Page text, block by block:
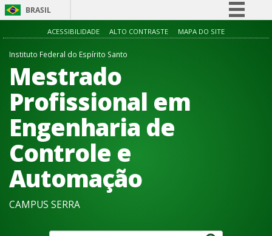
BRASIL
Simplifique!
ACESSIBILIDADE ALTO CONTRASTE MAPA DO SITE
Instituto Federal do Espírito Santo
Mestrado
Profissional em
Engenharia de
Controle e
Automação
CAMPUS SERRA